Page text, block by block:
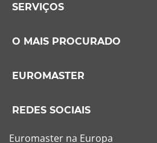
SERVIÇOS
O MAIS PROCURADO
EUROMASTER
REDES SOCIAIS
Euromaster na Europa